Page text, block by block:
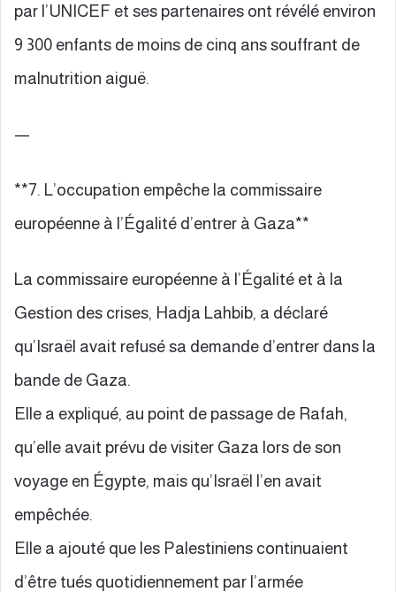
par l’UNICEF et ses partenaires ont révélé environ
9 300 enfants de moins de cinq ans souffrant de
malnutrition aiguë.
—
**7. L’occupation empêche la commissaire
européenne à l’Égalité d’entrer à Gaza**
La commissaire européenne à l’Égalité et à la
Gestion des crises, Hadja Lahbib, a déclaré
qu’Israël avait refusé sa demande d’entrer dans la
bande de Gaza.
Elle a expliqué, au point de passage de Rafah,
qu’elle avait prévu de visiter Gaza lors de son
voyage en Égypte, mais qu’Israël l’en avait
empêchée.
Elle a ajouté que les Palestiniens continuaient
d’être tués quotidiennement par l’armée